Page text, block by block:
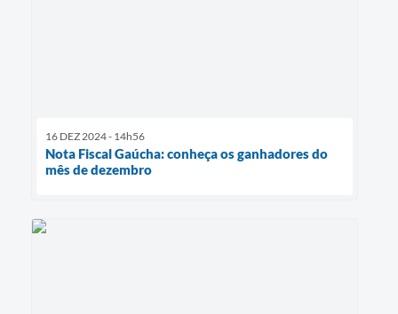
16 DEZ 2024 - 14h56
Nota Fiscal Gaúcha: conheça os ganhadores do
mês de dezembro